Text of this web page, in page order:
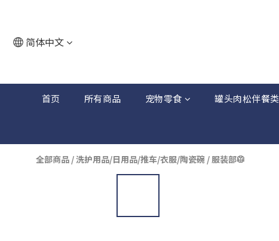
简体中文
首页 所有商品 宠物零食 罐头肉松伴餐类
全部商品 /洗护用品/日用品/推车/衣服/陶瓷碗 / 服装部🥼